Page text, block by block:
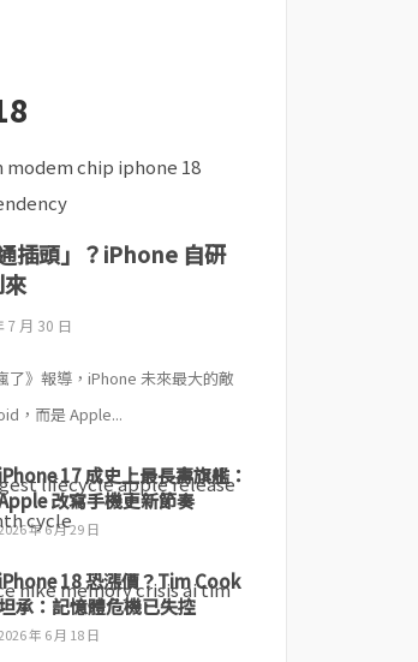
插頭」？iPhone 自研
7 月 30 日
了》報導，iPhone 未來最大的敵
，而是 Apple...
iPhone 17 成史上最長壽旗艦：
改寫手機更新節奏
年 6 月 29 日
iPhone 18 恐漲價？Tim Cook
承：記憶體危機已失控
年 6 月 18 日